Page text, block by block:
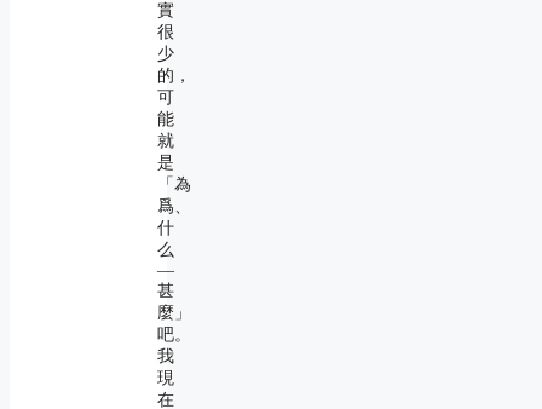
實
很
少
的，
可
能
就
是
「為
爲、
什
么
―
甚
麼」
吧。
我
現
在